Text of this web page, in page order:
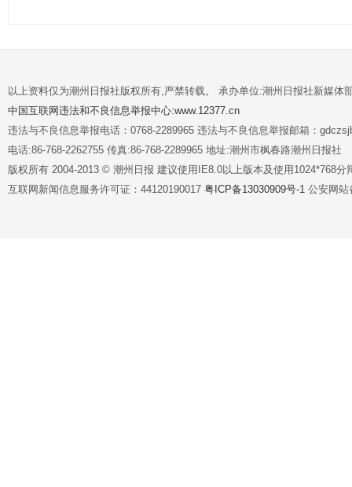
以上资料仅为潮州日报社版权所有,严禁转载。 承办单位:潮州日报社新媒体
中国互联网违法和不良信息举报中心:www.12377.cn
违法与不良信息举报电话：0768-2289965 违法与不良信息举报邮箱：
电话:86-768-2262755 传真:86-768-2289965 地址:潮州市枫春路潮州日报社
版权所有 2004-2013 © 潮州日报 建议使用IE8.0以上版本及使用1024*768分
互联网新闻信息服务许可证：44120190017 粤ICP备13030909号-1 公安网站